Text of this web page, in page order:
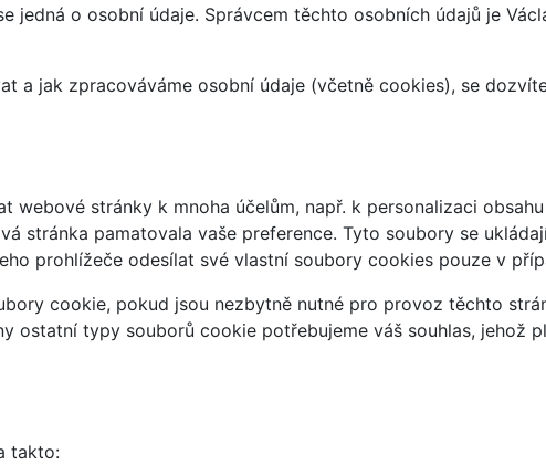
o osobní údaje. Správcem těchto osobních údajů je
a jak zpracováváme osobní údaje (včetně cookies), se
webové stránky k mnoha účelům, např. k personalizaci
stránka pamatovala vaše preference. Tyto soubory se
prohlížeče odesílat své vlastní soubory cookies pouze v
cookie, pokud jsou nezbytně nutné pro provoz těchto
ostatní typy souborů cookie potřebujeme váš souhlas, jehož
takto: